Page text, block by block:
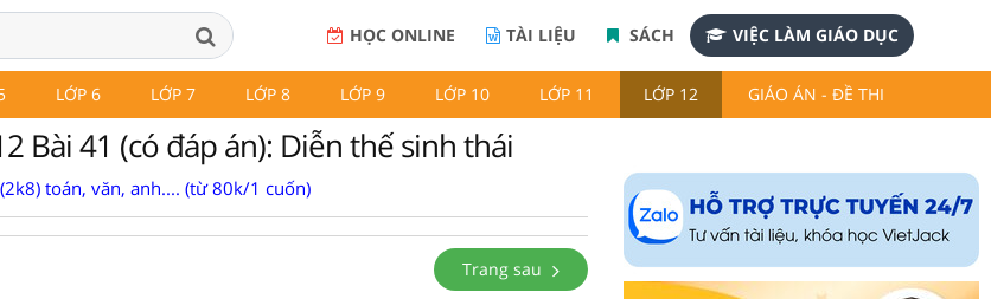
HỌC ONLINE TÀI LIỆU SÁCH VIỆC LÀM GIÁO DỤC
LỚP 6 LỚP 7 LỚP 8 LỚP 9 LỚP 10 LỚP 11 LỚP 12 GIÁO ÁN - ĐỀ THI
Bài 41 (có đáp án): Diễn thế sinh thái
toán, văn, anh.... (từ 80k/1 cuốn)
Trang sau